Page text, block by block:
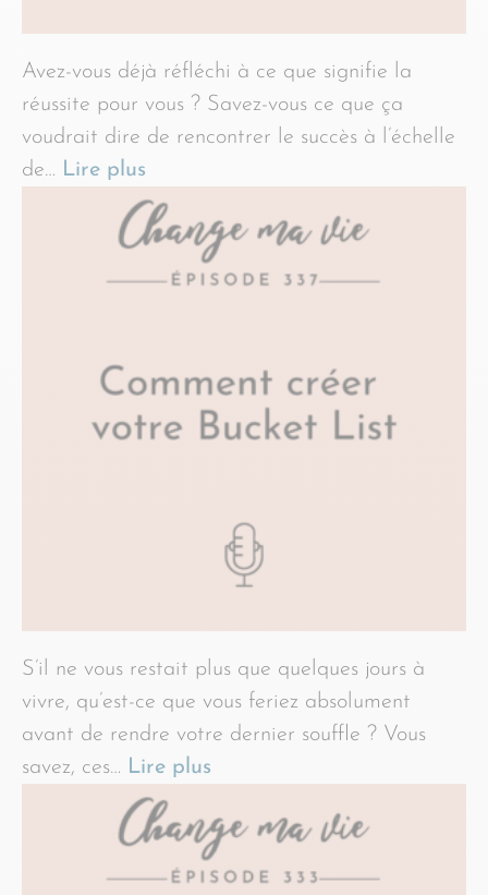
Avez-vous déjà réfléchi à ce que signifie la
réussite pour vous ? Savez-vous ce que ça
voudrait dire de rencontrer le succès à l’échelle
de… Lire plus
S’il ne vous restait plus que quelques jours à
vivre, qu’est-ce que vous feriez absolument
avant de rendre votre dernier souffle ? Vous
savez, ces… Lire plus